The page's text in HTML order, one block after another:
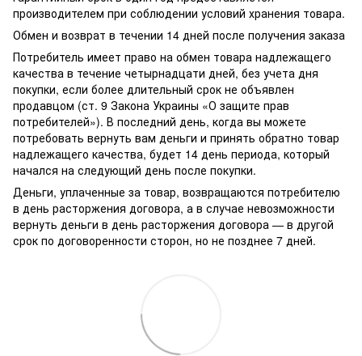
производителем при соблюдении условий хранения товара.
Обмен и возврат в течении 14 дней после получения заказа
Потребитель имеет право на обмен товара надлежащего
качества в течение четырнадцати дней, без учета дня
покупки, если более длительный срок не объявлен
продавцом (ст. 9 Закона Украины «О защите прав
потребителей»). В последний день, когда вы можете
потребовать вернуть вам деньги и принять обратно товар
надлежащего качества, будет 14 день периода, который
начался на следующий день после покупки.
Деньги, уплаченные за товар, возвращаются потребителю
в день расторжения договора, а в случае невозможности
вернуть деньги в день расторжения договора — в другой
срок по договоренности сторон, но не позднее 7 дней.